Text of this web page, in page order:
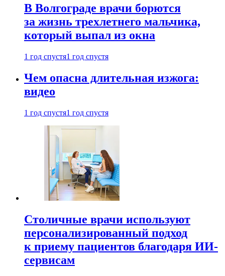
В Волгограде врачи борются
за жизнь трехлетнего мальчика,
который выпал из окна
1 год спустя1 год спустя
Чем опасна длительная изжога:
видео
1 год спустя1 год спустя
Столичные врачи используют
персонализированный подход
к приему пациентов благодаря ИИ-
сервисам